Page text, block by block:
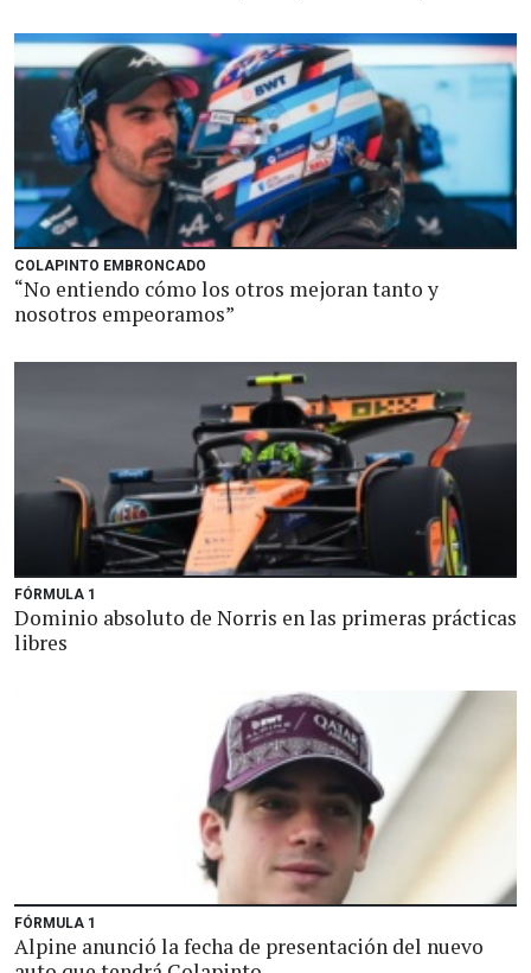
COLAPINTO EMBRONCADO
“No entiendo cómo los otros mejoran tanto y
nosotros empeoramos”
FÓRMULA 1
Dominio absoluto de Norris en las primeras prácticas
libres
FÓRMULA 1
Alpine anunció la fecha de presentación del nuevo